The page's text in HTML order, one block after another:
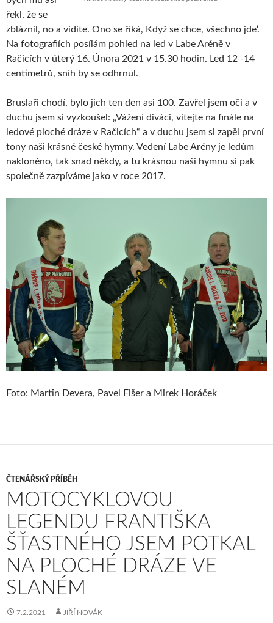
řekl, že se
zbláznil, no a vidíte. Ono se říká, Když se chce, všechno jde‘.
Na fotografiích posílám pohled na led v Labe Aréně v
Račicích v úterý 16. Února 2021 v 15.30 hodin. Led 12 -14
centimetrů, sníh by se odhrnul.
Bruslaři chodí, bylo jich ten den asi 100. Zavřel jsem oči a v
duchu jsem si vyzkoušel: „Vážení diváci, vítejte na finále na
ledové ploché dráze v Račicích“ a v duchu jsem si zapěl první
tony naši krásné české hymny. Vedení Labe Arény je ledům
nakloněno, tak snad někdy, a tu krásnou naši hymnu si pak
společně zazpíváme jako v roce 2017.
Foto: Martin Devera, Pavel Fišer a Mirek Horáček
ČTENÁŘSKÝ PŘÍBĚH
MOTOCYKLOVOU
LEGENDU FRANTIŠKA
ŠŤASTNÉHO JSEM POTKAL
NA PLOCHÉ DRÁZE VE
SLANÉM
7.2.2021 JIŘÍ NOVÁK